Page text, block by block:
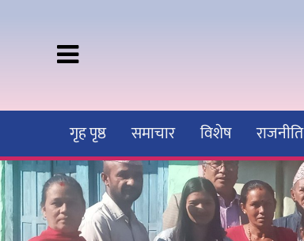
गृह पृष्ठ समाचार विशेष राजनीति